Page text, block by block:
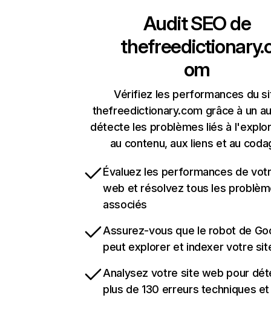
Audit SEO de
om
Vérifiez les performances du
thefreedictionary.com grâce à un
détecte les problèmes liés à
au contenu, aux liens et au
Évaluez les performances de
web et résolvez tous les
associés
Assurez-vous que le robot de
peut explorer et indexer votre
Analysez votre site web pour
plus de 130 erreurs techniques et